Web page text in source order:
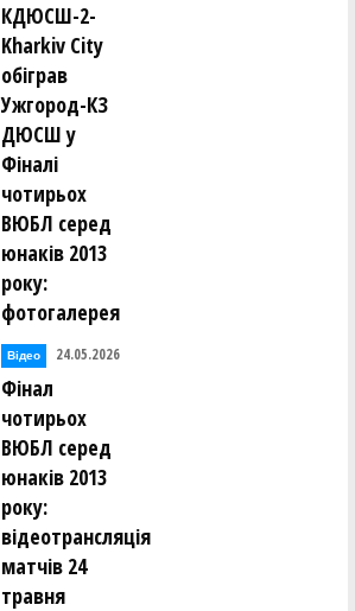
КДЮСШ-2-
Kharkiv City
обіграв
Ужгород-КЗ
ДЮСШ у
Фіналі
чотирьох
ВЮБЛ серед
юнаків 2013
року:
фотогалерея
Відео 24.05.2026
Фінал
чотирьох
ВЮБЛ серед
юнаків 2013
року:
відеотрансляція
матчів 24
травня